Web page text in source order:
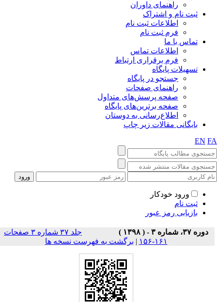
راهنمای داوران
ثبت نام و اشتراک
اطلاعات ثبت نام
فرم ثبت نام
تماس با ما
اطلاعات تماس
فرم برقراری ارتباط
تسهیلات پایگاه
جستجو در پایگاه
راهنمای صفحات
صفحه پرسش‌های متداول
صفحه برترین‌های پایگاه
اطلاع‌رسانی به دوستان
بایگانی مقالات زیر چاپ
EN
ورود خودکار
ثبت نام
بازیابی رمز عبور
دوره ۳۷، شماره ۳ - ( ۱۳۹۸ )
جلد ۳۷ شماره ۳ صفحات
۱۶۱-۱۵۶
| برگشت به فهرست نسخه ها